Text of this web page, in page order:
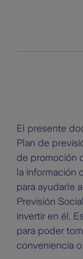
El presente
Plan de
de promoción
la información
para ayudarle
Previsión
invertir en él.
para poder
conveniencia